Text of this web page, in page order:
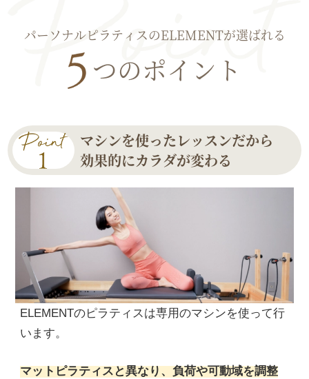
パーソナルピラティスのELEMENTが選ばれる
つのポイント
マシンを使ったレッスンだから
効果的にカラダが変わる
ELEMENTのピラティスは専用のマシンを使って行
います。
マットピラティスと異なり、負荷や可動域を調整